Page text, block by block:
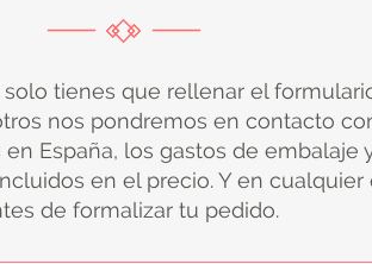
tienes que rellenar el
nos pondremos en contacto
España, los gastos de embalaje
en el precio. Y en cualquier
de formalizar tu pedido.